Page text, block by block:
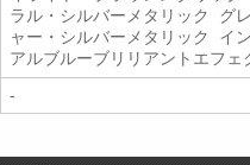
ラル・シルバーメタリック グ
ャー・シルバーメタリック イ
アルブルーブリリアントエフ
-